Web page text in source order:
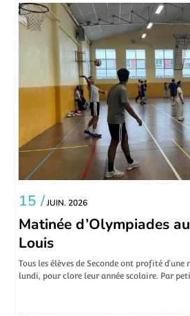
15 /JUIN. 2026
Matinée d’Olympiades
Louis
Tous les élèves de Seconde ont profité d’une
lundi, pour clore leur année scolaire. Par